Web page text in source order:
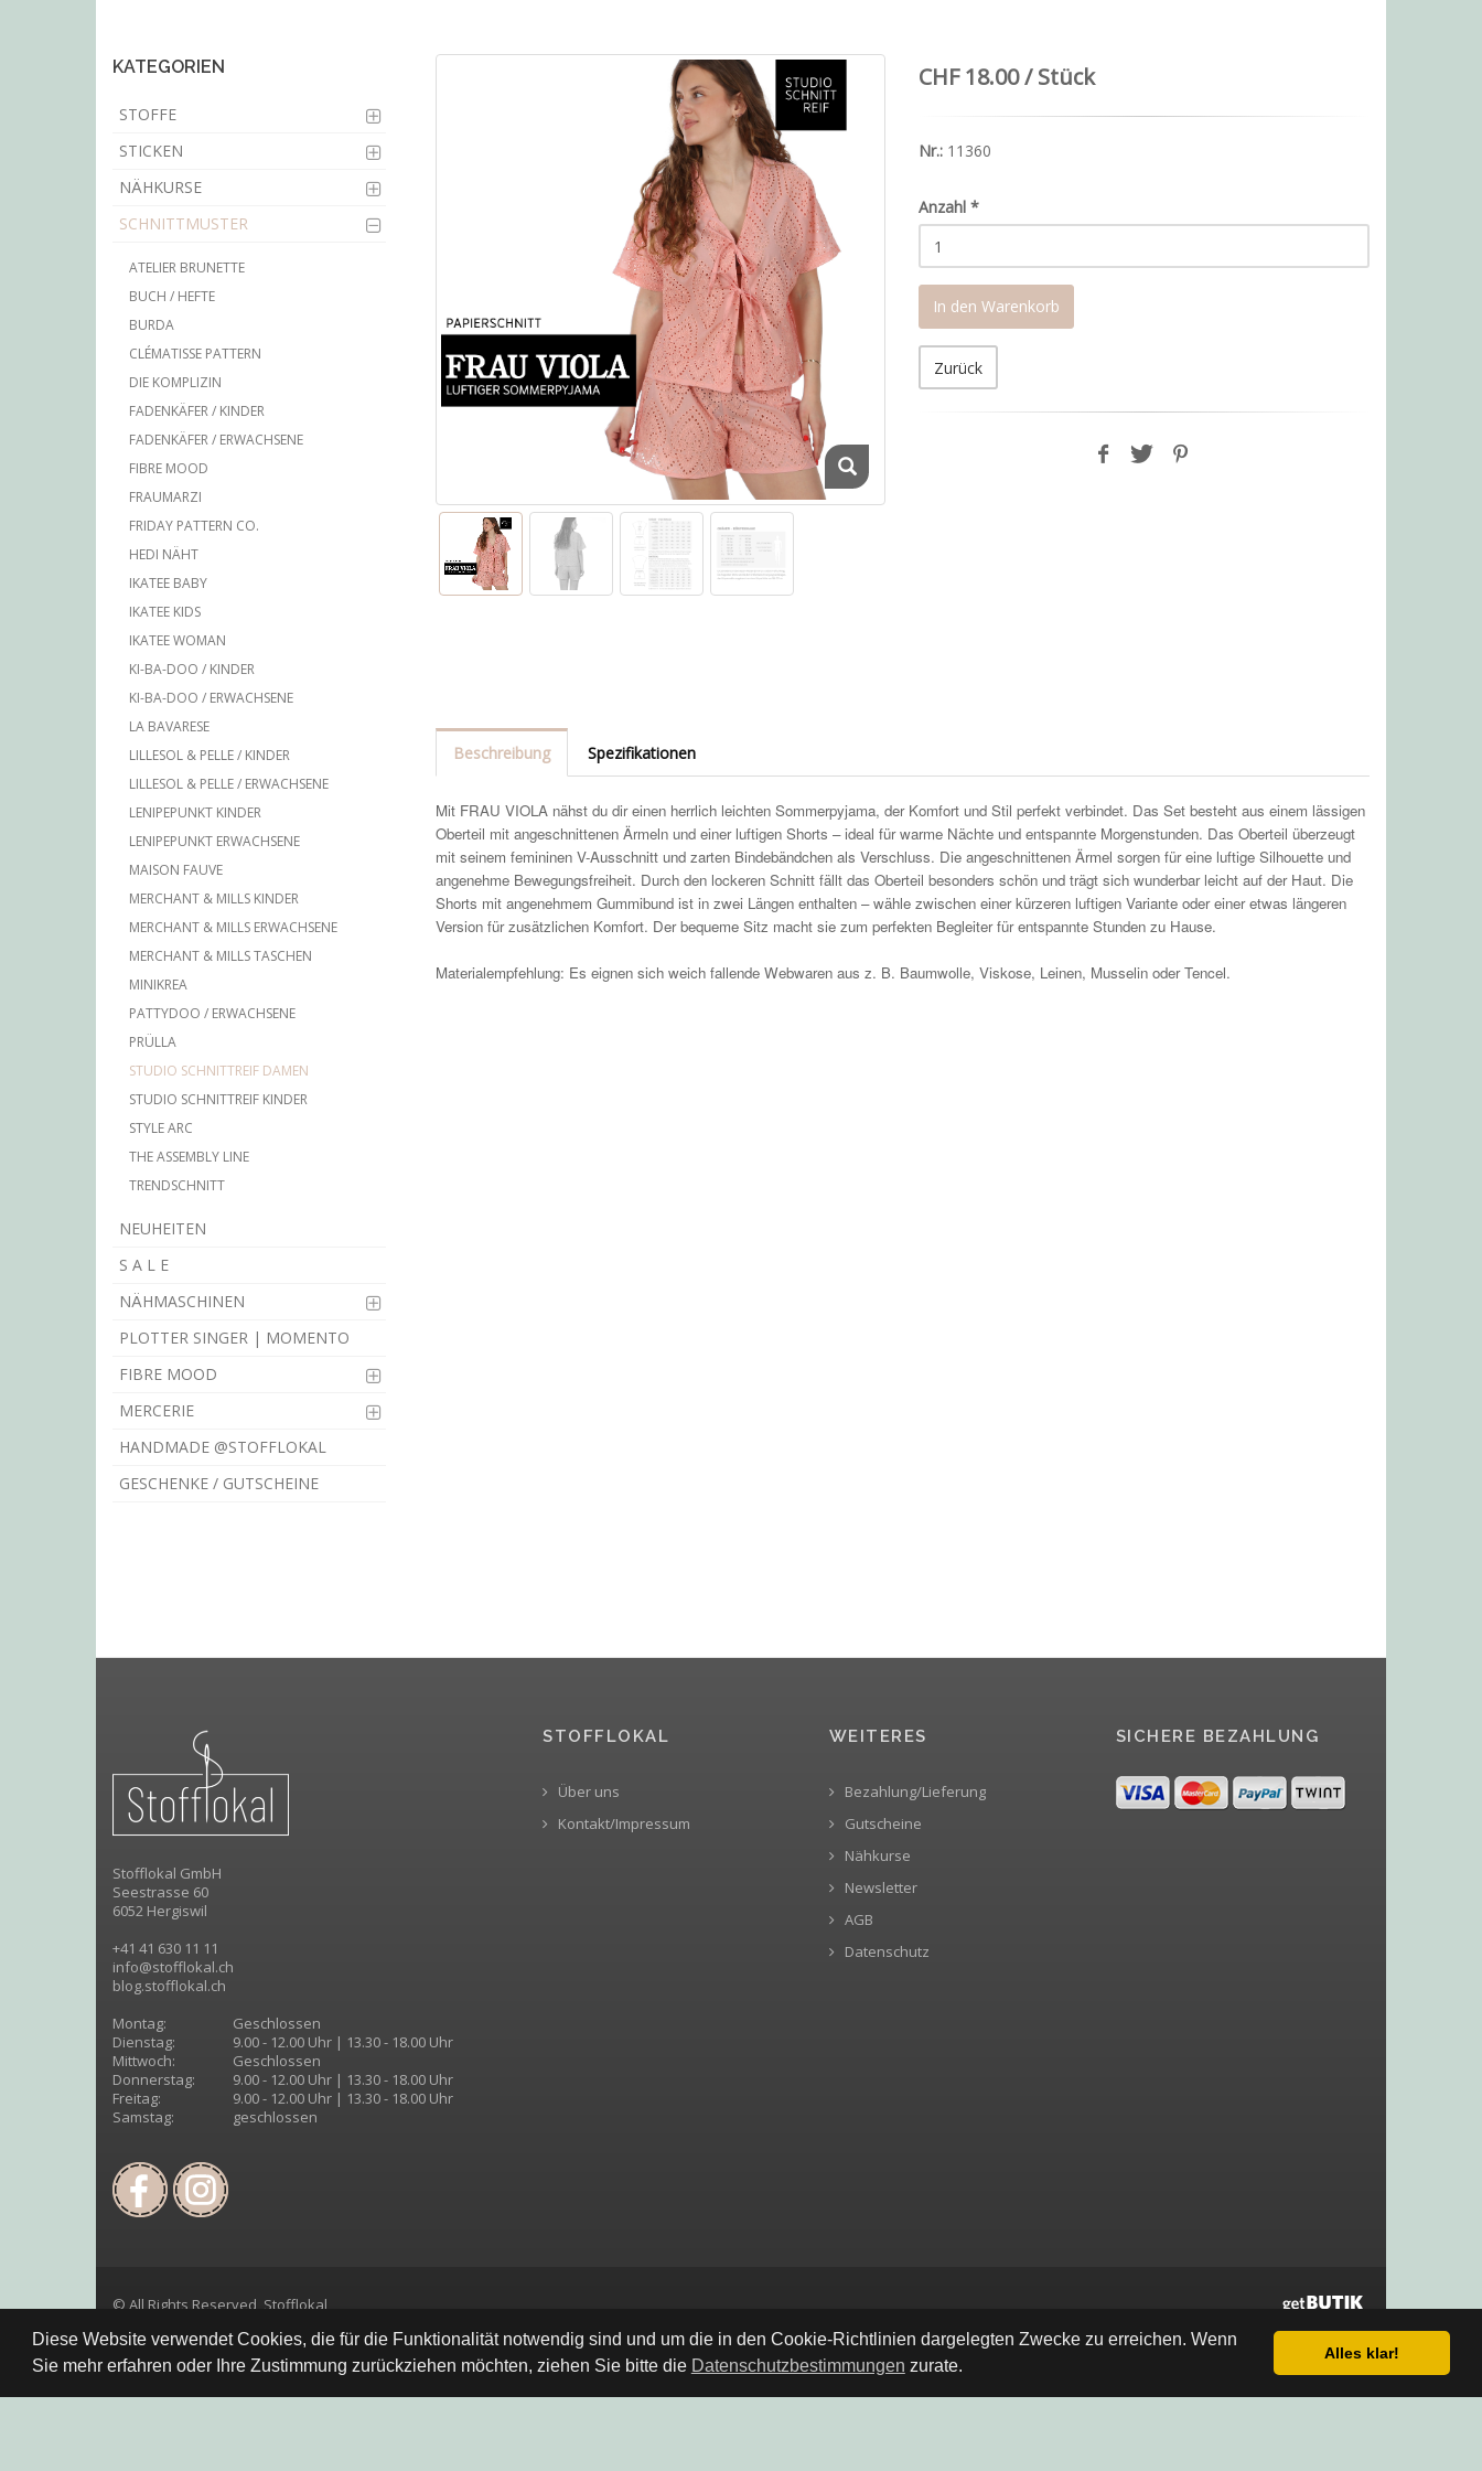
Diese Website verwendet Cookies, die für die Funktionalität notwendig sind und um die in den Cookie-Richtlinien dargelegten Zwecke zu erreichen. Wenn
Sie mehr erfahren oder Ihre Zustimmung zurückziehen möchten, ziehen Sie bitte die Datenschutzbestimmungen zurate.
Alles klar!
KATEGORIEN
STOFFE
STICKEN
NÄHKURSE
SCHNITTMUSTER
ATELIER BRUNETTE
BUCH / HEFTE
BURDA
CLÉMATISSE PATTERN
DIE KOMPLIZIN
FADENKÄFER / KINDER
FADENKÄFER / ERWACHSENE
FIBRE MOOD
FRAUMARZI
FRIDAY PATTERN CO.
HEDI NÄHT
IKATEE BABY
IKATEE KIDS
IKATEE WOMAN
KI-BA-DOO / KINDER
KI-BA-DOO / ERWACHSENE
LA BAVARESE
LILLESOL & PELLE / KINDER
LILLESOL & PELLE / ERWACHSENE
LENIPEPUNKT KINDER
LENIPEPUNKT ERWACHSENE
MAISON FAUVE
MERCHANT & MILLS KINDER
MERCHANT & MILLS ERWACHSENE
MERCHANT & MILLS TASCHEN
MINIKREA
PATTYDOO / ERWACHSENE
PRÜLLA
STUDIO SCHNITTREIF DAMEN
STUDIO SCHNITTREIF KINDER
STYLE ARC
THE ASSEMBLY LINE
TRENDSCHNITT
NEUHEITEN
S A L E
NÄHMASCHINEN
PLOTTER SINGER | MOMENTO
FIBRE MOOD
MERCERIE
HANDMADE @STOFFLOKAL
GESCHENKE / GUTSCHEINE
CHF 18.00 / Stück
Nr.: 11360
Anzahl *
In den Warenkorb
Zurück
Beschreibung Spezifikationen
Mit FRAU VIOLA nähst du dir einen herrlich leichten Sommerpyjama, der Komfort und Stil perfekt verbindet. Das Set besteht aus einem lässigen
Oberteil mit angeschnittenen Ärmeln und einer luftigen Shorts – ideal für warme Nächte und entspannte Morgenstunden. Das Oberteil überzeugt
mit seinem femininen V-Ausschnitt und zarten Bindebändchen als Verschluss. Die angeschnittenen Ärmel sorgen für eine luftige Silhouette und
angenehme Bewegungsfreiheit. Durch den lockeren Schnitt fällt das Oberteil besonders schön und trägt sich wunderbar leicht auf der Haut. Die
Shorts mit angenehmem Gummibund ist in zwei Längen enthalten – wähle zwischen einer kürzeren luftigen Variante oder einer etwas längeren
Version für zusätzlichen Komfort. Der bequeme Sitz macht sie zum perfekten Begleiter für entspannte Stunden zu Hause.
Materialempfehlung: Es eignen sich weich fallende Webwaren aus z. B. Baumwolle, Viskose, Leinen, Musselin oder Tencel.
Stofflokal GmbH
Seestrasse 60
6052 Hergiswil
+41 41 630 11 11
info@stofflokal.ch
blog.stofflokal.ch
Montag:
Geschlossen
Dienstag:
9.00 - 12.00 Uhr | 13.30 - 18.00 Uhr
Mittwoch:
Geschlossen
Donnerstag:
9.00 - 12.00 Uhr | 13.30 - 18.00 Uhr
Freitag:
9.00 - 12.00 Uhr | 13.30 - 18.00 Uhr
Samstag:
geschlossen
STOFFLOKAL
Über uns
Kontakt/Impressum
WEITERES
Bezahlung/Lieferung
Gutscheine
Nähkurse
Newsletter
AGB
Datenschutz
SICHERE BEZAHLUNG
© All Rights Reserved, Stofflokal